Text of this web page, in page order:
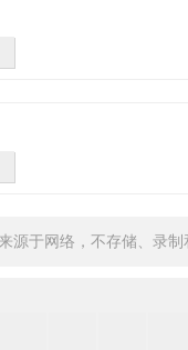
源于网络，不存储、录制